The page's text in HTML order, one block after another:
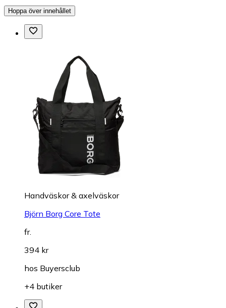
Hoppa över innehållet
Handväskor & axelväskor
Björn Borg Core Tote
fr.
394 kr
hos Buyersclub
+4 butiker